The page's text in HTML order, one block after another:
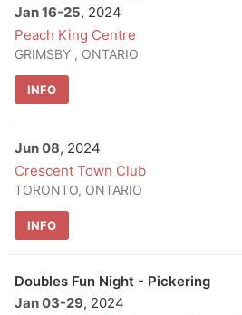
Jan 16-25, 2024
Peach King Centre
GRIMSBY , ONTARIO
INFO
Jun 08, 2024
Crescent Town Club
TORONTO, ONTARIO
INFO
Doubles Fun Night - Pickering
Jan 03-29, 2024